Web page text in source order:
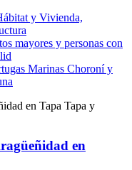
y Vivienda,
mayores y personas con
Marinas Choroní y
en